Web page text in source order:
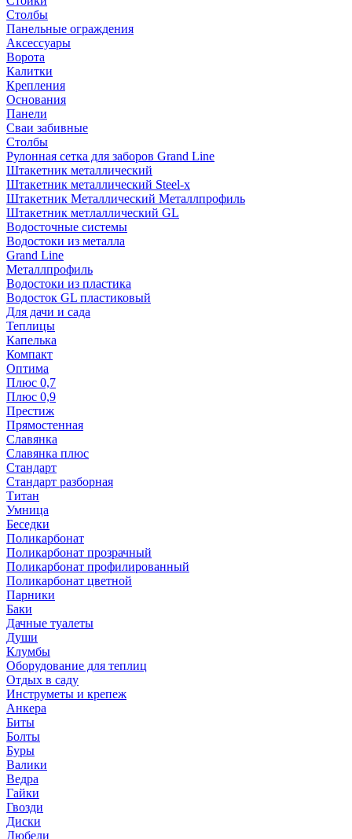
Столбы
Панельные ограждения
Аксессуары
Ворота
Калитки
Крепления
Основания
Панели
Сваи забивные
Столбы
Рулонная сетка для заборов Grand Line
Штакетник металлический
Штакетник металлический Steel-x
Штакетник Металлический Металлпрофиль
Штакетник метлаллический GL
Водосточные системы
Водостоки из металла
Grand Line
Металлпрофиль
Водостоки из пластика
Водосток GL пластиковый
Для дачи и сада
Теплицы
Капелька
Компакт
Оптима
Плюс 0,7
Плюс 0,9
Престиж
Прямостенная
Славянка
Славянка плюс
Стандарт
Стандарт разборная
Титан
Умница
Беседки
Поликарбонат
Поликарбонат прозрачный
Поликарбонат профилированный
Поликарбонат цветной
Парники
Баки
Дачные туалеты
Души
Клумбы
Оборудование для теплиц
Отдых в саду
Инструметы и крепеж
Анкера
Биты
Болты
Буры
Валики
Ведра
Гайки
Гвозди
Диски
Дюбели